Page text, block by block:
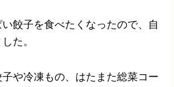
餃子を食べたくなったので、自
た。
や冷凍もの、はたまた総菜コー